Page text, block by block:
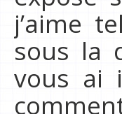
j’aime
sous la
vous ai